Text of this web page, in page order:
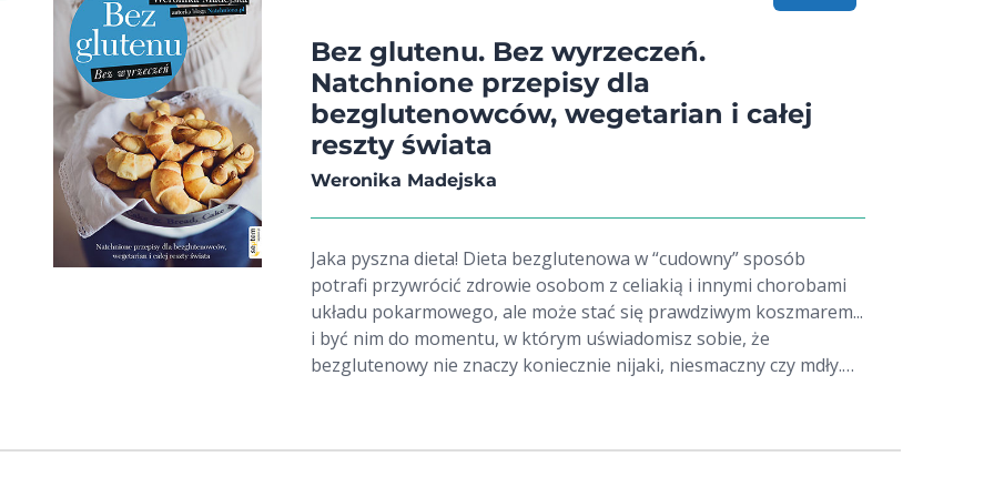
zasad gramatyki języka niemieckiego pogrupowanych w postaci
tabel - estetycznych, przejrzystych i zrozumiałych. W każdym z
szesnastu rozdziałów podręcznika znajduje się zwięzły opis zasad
gramatycznych, zestaw ćwiczeń opracowanych z uwzględnieniem
gradacji trudności oraz test sprawdzający wiedzę. Książka została
przygotowana tak, aby nauka odbywała się szybko, sprawnie i
bezproblemowo. Nigdy więcej koszmarów z "der-die-dasem" w roli
Bez glutenu. Bez wyrzeczeń.
Natchnione przepisy dla
bezglutenowców, wegetarian i całej
reszty świata
Weronika Madejska
Jaka pyszna dieta! Dieta bezglutenowa w “cudowny” sposób
potrafi przywrócić zdrowie osobom z celiakią i innymi chorobami
układu pokarmowego, ale może stać się prawdziwym koszmarem...
i być nim do momentu, w którym uświadomisz sobie, że
bezglutenowy nie znaczy koniecznie nijaki, niesmaczny czy mdły.
lat temu sama musiała na zawsze odstawić gluten. Potem